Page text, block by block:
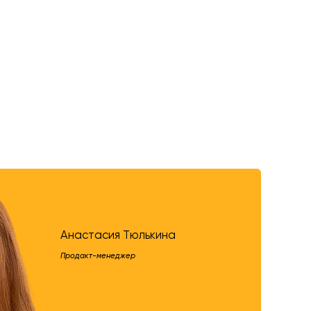
Анастасия Тюлькина
Продакт-менеджер